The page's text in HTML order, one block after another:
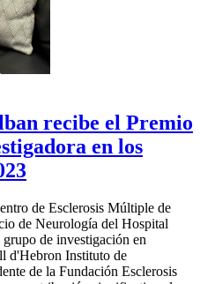
recibe el Premio
en los
de Esclerosis Múltiple de
de Neurología del Hospital
de investigación en
d'Hebron Instituto de
de la Fundación Esclerosis